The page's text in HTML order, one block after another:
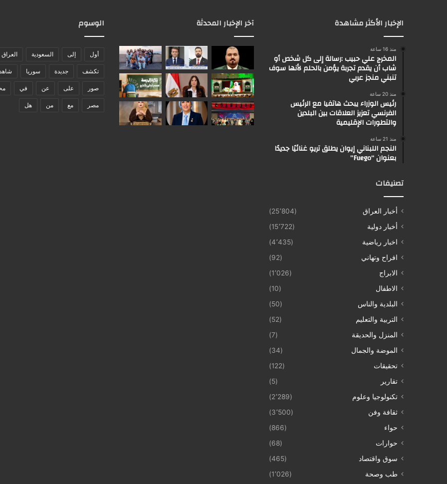
الإخبار الأكثر مشاهدة
منذ 16 ساعة
المخرج علي حبيب :رسالة إلى كل شخص أو
شاب أن يقدم تجربة يؤمن بالحلم لأنها سوف
تنبني منجز عربي
منذ 20 ساعة
رئيس الوزراء يبحث هاتفيا مع الرئيس
الفرنسي تعزيز العلاقات بين البلدين
والتطورات الإقليمية
منذ 21 ساعة
النجم اللبناني إيوان يطلق تريو غنائيًا جديدًا
بعنوان “Fuego”
تصنيفات
أخبار العراق
(25٬804)
أخبار دولية
(15٬722)
اخبار رياضية
(4٬435)
افراح وتهاني
(92)
الابراج
(1٬026)
الاطفال
(10)
البلدية والناس
(50)
التربية والتعليم
(52)
المنزل والحديقة
(7)
الموضة والجمال
(34)
تحقيقات
(122)
تقارير
(5)
تكنولوجيا وعلوم
(2٬289)
ثقافة وفن
(3٬500)
حواء
(866)
حوارات
(68)
سوق واقتصاد
(465)
طب وصحة
(1٬026)
آخر الإخبار المحدثة الوسوم
أول إلى السعودية العراق
تكشف جديدة سوريا شاهد
صور على عن في
مصر مع من هل